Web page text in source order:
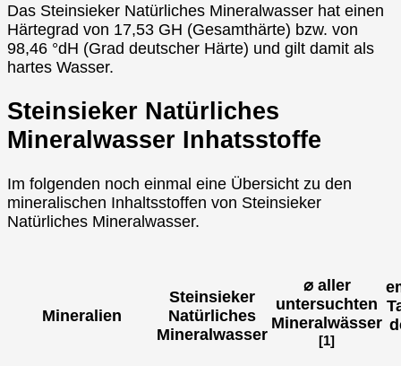
Das Steinsieker Natürliches Mineralwasser hat einen
Härtegrad von 17,53 GH (Gesamthärte) bzw. von
98,46 °dH (Grad deutscher Härte) und gilt damit als
hartes Wasser.
Steinsieker Natürliches
Mineralwasser Inhatsstoffe
Im folgenden noch einmal eine Übersicht zu den
mineralischen Inhaltsstoffen von Steinsieker
Natürliches Mineralwasser.
Mineralien
Steinsieker
Natürliches
Mineralwasser
⌀ aller
untersuchten
Mineralwässer
[1]